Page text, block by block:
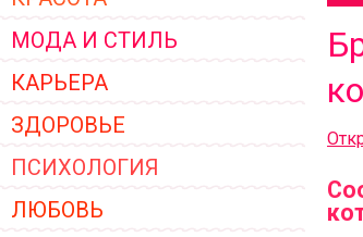
ГЛАВНЫЕ ТРЕНДЫ ВЕРХНЕЙ
ЖЕНСКОЙ ОДЕЖДЫ 2026
МОДА И СТИЛЬ
КАРЬЕРА
ЗДОРОВЬЕ
ПСИХОЛОГИЯ
ЛЮБОВЬ